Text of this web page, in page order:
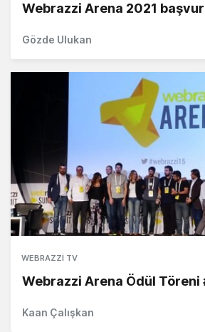
Webrazzi Arena 2021
Gözde Ulukan
WEBRAZZI TV
Webrazzi Arena Ödül Töreni
Kaan Çalışkan